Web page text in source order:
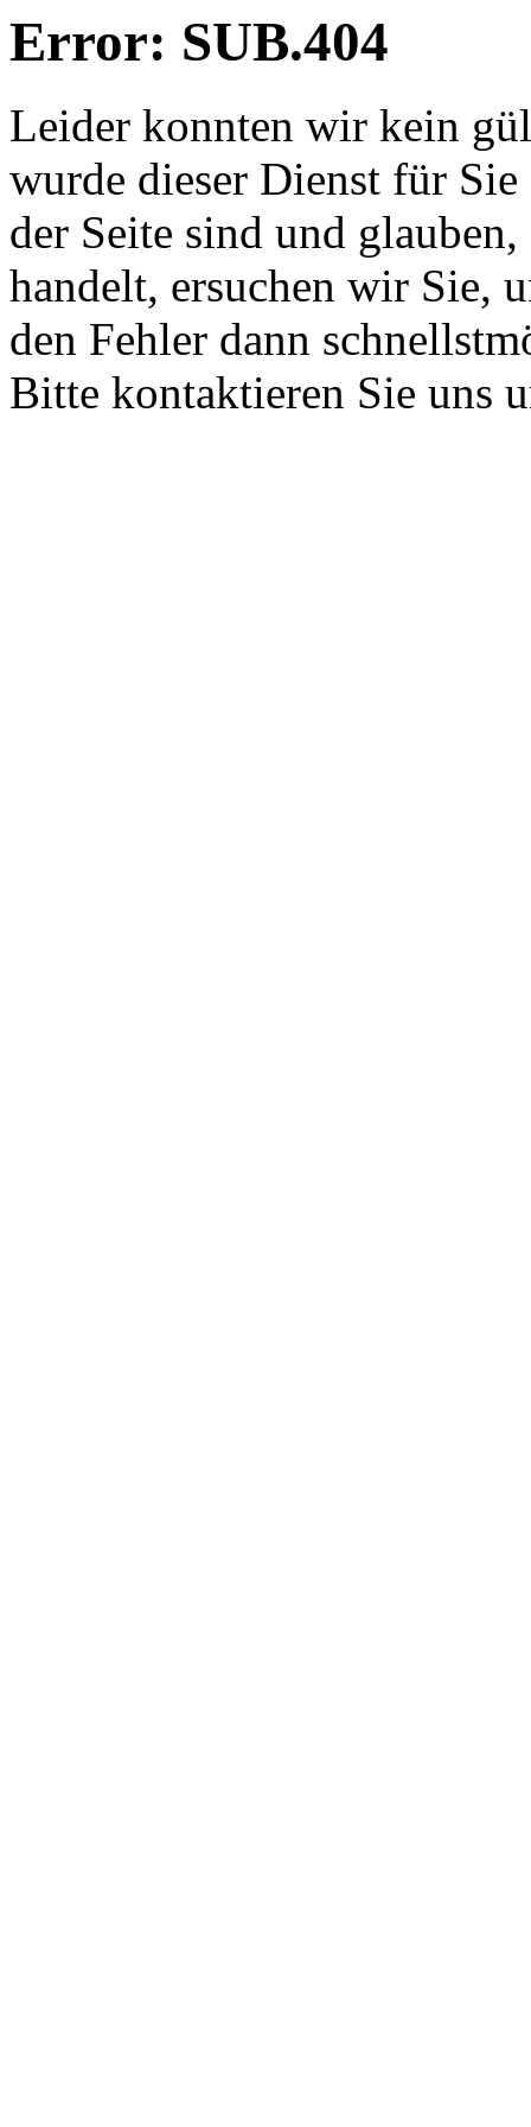
Error: SUB.404
Leider konnten wir kein
wurde dieser Dienst für
der Seite sind und
handelt, ersuchen wir Sie,
den Fehler dann
Bitte kontaktieren Sie uns